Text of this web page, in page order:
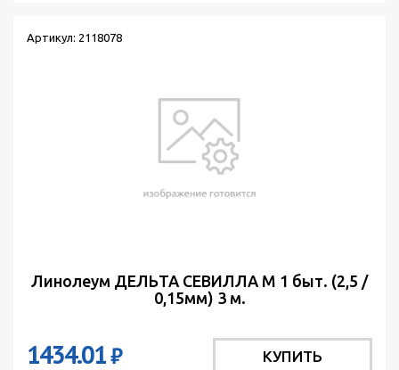
Артикул: 2118078
Линолеум ДЕЛЬТА СЕВИЛЛА М 1 быт. (2,5 /
0,15мм) 3 м.
1434.01₽ КУПИТЬ